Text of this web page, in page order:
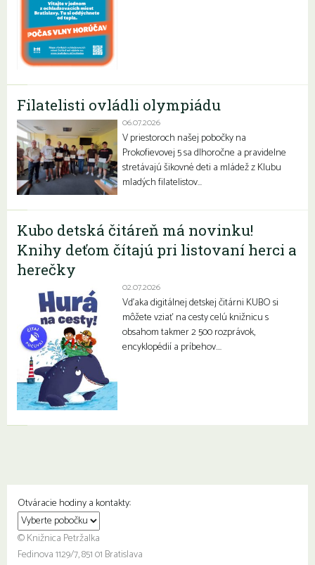
Filatelisti ovládli olympiádu
06.07.2026
V priestoroch našej pobočky na
Prokofievovej 5 sa dlhoročne a pravidelne
stretávajú šikovné deti a mládež z Klubu
mladých filatelistov…
Kubo detská čitáreň má novinku!
Knihy deťom čítajú pri listovaní herci a
herečky
02.07.2026
Vďaka digitálnej detskej čitárni KUBO si
môžete vziať na cesty celú knižnicu s
obsahom takmer 2 500 rozprávok,
encyklopédií a príbehov….
Otváracie hodiny a kontakty:
© Knižnica Petržalka
Fedinova 1129/7, 851 01 Bratislava